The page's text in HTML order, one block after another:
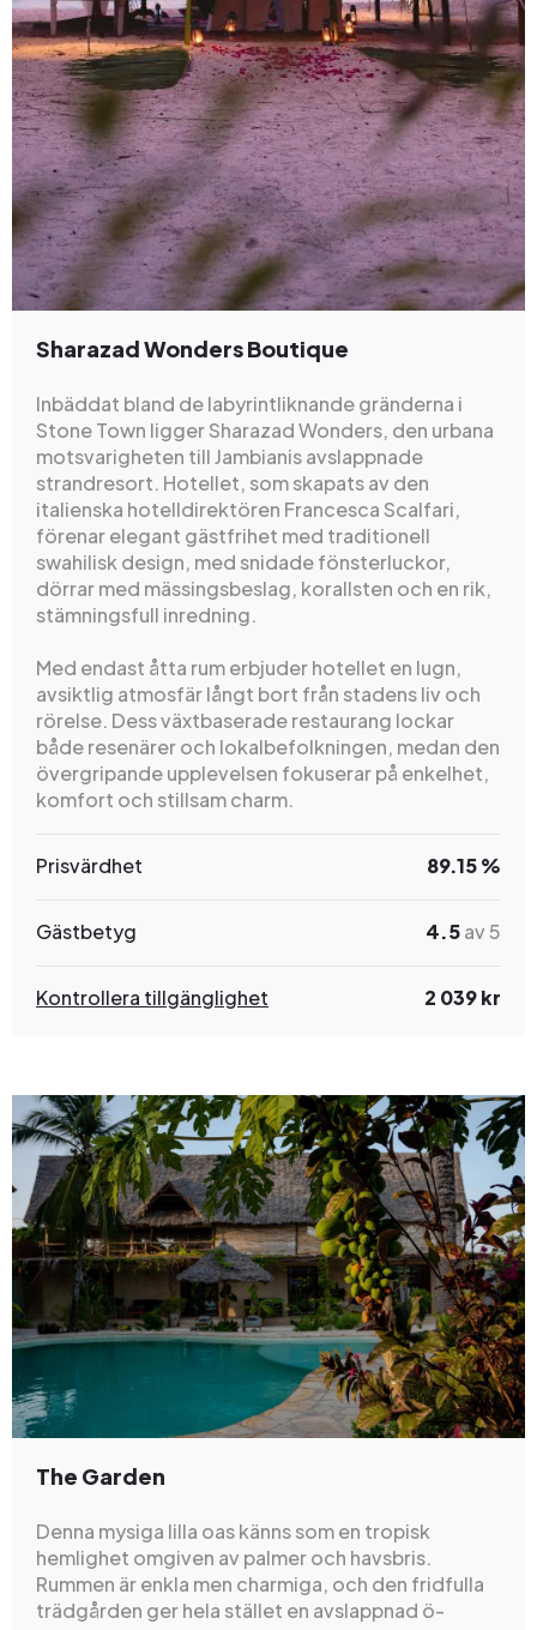
Sharazad Wonders Boutique
Inbäddat bland de labyrintliknande gränderna i
Stone Town ligger Sharazad Wonders, den urbana
motsvarigheten till Jambianis avslappnade
strandresort. Hotellet, som skapats av den
italienska hotelldirektören Francesca Scalfari,
förenar elegant gästfrihet med traditionell
swahilisk design, med snidade fönsterluckor,
dörrar med mässingsbeslag, korallsten och en rik,
stämningsfull inredning.
Med endast åtta rum erbjuder hotellet en lugn,
avsiktlig atmosfär långt bort från stadens liv och
rörelse. Dess växtbaserade restaurang lockar
både resenärer och lokalbefolkningen, medan den
övergripande upplevelsen fokuserar på enkelhet,
komfort och stillsam charm.
Prisvärdhet 89.15 %
Gästbetyg 4.5av 5
Kontrollera tillgänglighet 2 039 kr
The Garden
Denna mysiga lilla oas känns som en tropisk
hemlighet omgiven av palmer och havsbris.
Rummen är enkla men charmiga, och den fridfulla
trädgården ger hela stället en avslappnad ö-